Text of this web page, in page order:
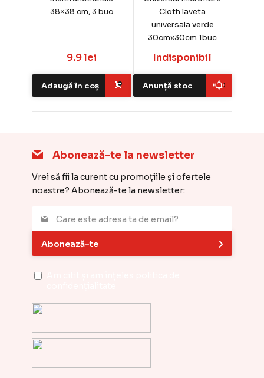
38×38 cm, 3 buc
9.9 lei
Adaugă în coș
Cloth laveta
universala verde
30cmx30cm 1buc
Indisponibil
Anunță stoc
Abonează-te la newsletter
Vrei să fii la curent cu promoțiile și ofertele
noastre? Abonează-te la newsletter:
Abonează-te